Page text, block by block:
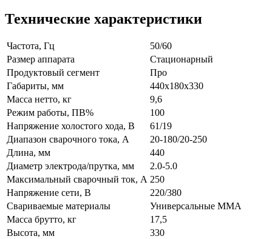
Технические характеристики
Частота, Гц
50/60
Размер аппарата
Стационарный
Продуктовый сегмент
Про
Габариты, мм
440х180х330
Масса нетто, кг
9,6
Режим работы, ПВ%
100
Напряжение холостого хода, В
61/19
Диапазон сварочного тока, А
20-180/20-250
Длина, мм
440
Диаметр электрода/прутка, мм
2.0-5.0
Максимальный сварочный ток, А 250
Напряжение сети, В
220/380
Свариваемые материалы
Универсальные ММА
Масса брутто, кг
17,5
Высота, мм
330